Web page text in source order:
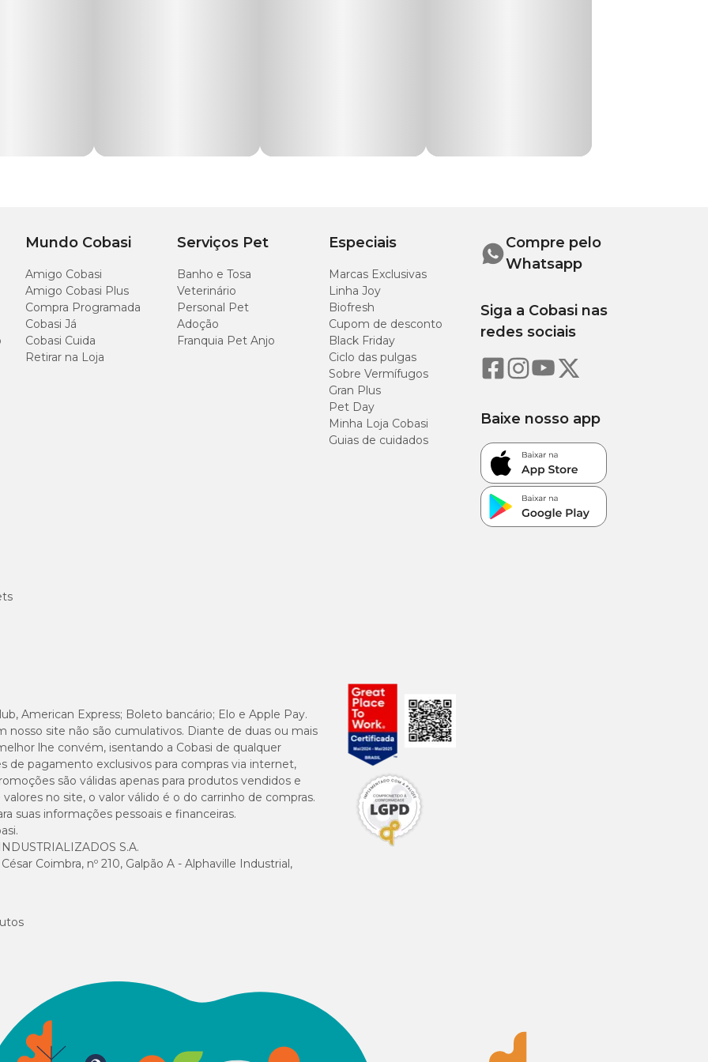
ppm. Corrija, se necessário.
que atua atraindo e aglomerando micropartículas, auxiliando na remoção de sujeiras
decantação. Seu uso aumenta a eficiência do filtro e contribui para deixar a água cristalina.
facilitando sua retenção pelo sistema de filtração.
as instruções de uso.
Mundo Cobasi
Amigo Cobasi
Amigo Cobasi Plus
Compra Programada
Cobasi Já
Cobasi Cuida
Retirar na Loja
Serviços Pet
Banho e Tosa
Veterinário
Personal Pet
Adoção
Franquia Pet Anjo
Especiais
Marcas Exclusivas
Linha Joy
Biofresh
Cupom de desconto
Black Friday
Ciclo das pulgas
Sobre Vermífugos
Gran Plus
Pet Day
Minha Loja Cobasi
Guias de cuidados
Compre pelo
Whatsapp
Siga a Cobasi nas
redes sociais
Baixe nosso app
American Express; Boleto bancário; Elo e Apple Pay.
nosso site não são cumulativos. Diante de duas ou mais
lhe convém, isentando a Cobasi de qualquer
de pagamento exclusivos para compras via internet,
são válidas apenas para produtos vendidos e
no site, o valor válido é o do carrinho de compras.
suas informações pessoais e financeiras.
S.A.
Coimbra, nº 210, Galpão A - Alphaville Industrial,